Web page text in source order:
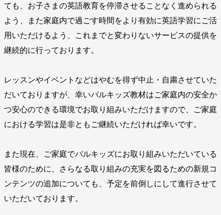
ても、お子さまの英語教育を停滞させることなく進められる
よう、また家庭内で過ごす時間をより有効に英語学習にご活
用いただけるよう、これまでと変わりないサービスの提供を
継続的に行っております。
レッスンやイベントなどはやむを得ず中止・自粛させていた
だいておりますが、幸いパルキッズ教材はご家庭内の安全か
つ安心のできる環境でお取り組みいただけますので、ご家庭
における学習は是非ともご継続いただければ幸いです。
また現在、ご家庭でパルキッズにお取り組みいただいている
皆様のために、さらなる取り組みの充実を図るための新規コ
ンテンツの追加についても、予定を前倒しにして進行させて
いただいております。